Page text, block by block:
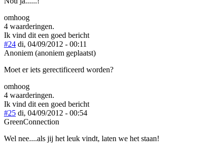
omhoog
4 waarderingen.
Ik vind dit een goed bericht
#24 di, 04/09/2012 - 00:11
Anoniem (anoniem geplaatst)
Moet er iets gerectificeerd worden?
omhoog
4 waarderingen.
Ik vind dit een goed bericht
#25 di, 04/09/2012 - 00:54
GreenConnection
Wel nee....als jij het leuk vindt, laten we het staan!